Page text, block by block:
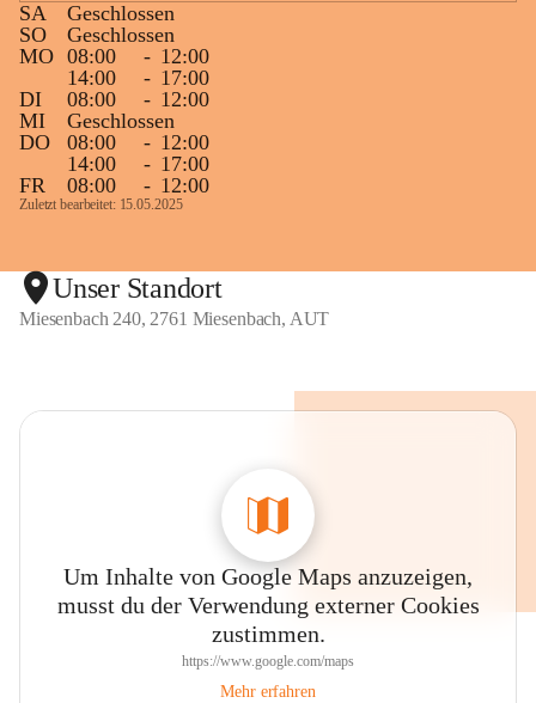
SA
Geschlossen
SO
Geschlossen
MO 08:00 - 12:00
14:00
- 17:00
DI
08:00 - 12:00
MI
Geschlossen
DO
08:00 - 12:00
14:00
- 17:00
FR
08:00 - 12:00
Zuletzt bearbeitet: 15.05.2025
Unser Standort
Miesenbach 240, 2761 Miesenbach, AUT
Um Inhalte von Google Maps anzuzeigen,
musst du der Verwendung externer Cookies
zustimmen.
https://www.google.com/maps
Mehr erfahren